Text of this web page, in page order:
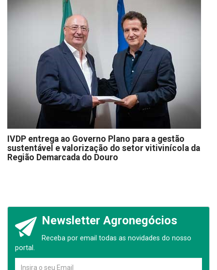
IVDP entrega ao Governo Plano para a gestão
sustentável e valorização do setor vitivinícola da
Região Demarcada do Douro
Newsletter Agronegócios
Receba por email todas as novidades do nosso
portal.